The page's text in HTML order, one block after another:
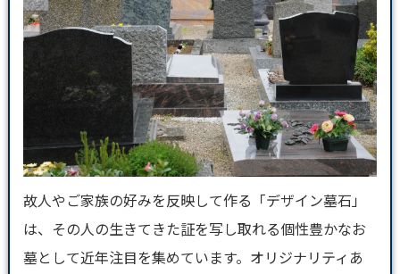
故人やご家族の好みを反映して作る「デザイン墓石」
は、その人の生きてきた証を写し取れる個性豊かなお
墓として近年注目を集めています。オリジナリティあ